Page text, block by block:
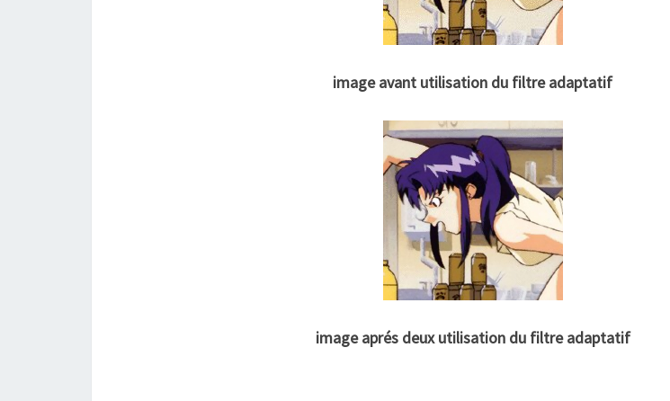
image avant utilisation du filtre adaptatif
image aprés deux utilisation du filtre adaptatif